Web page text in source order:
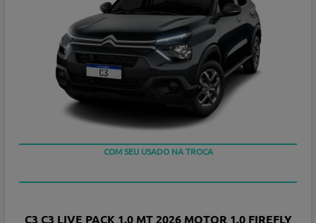
TAXA 0 %
C3 C3 LIVE PACK 1.0 MT 2026 MOTOR 1.0 FIREFLY